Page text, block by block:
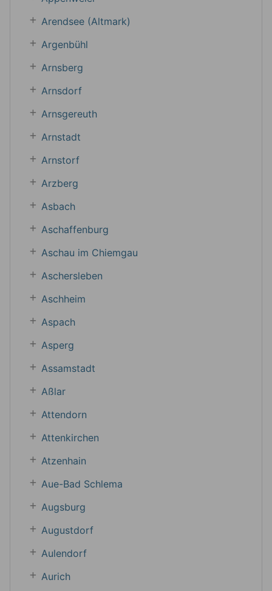
Arendsee (Altmark)
Argenbühl
Arnsberg
Arnsdorf
Arnsgereuth
Arnstadt
Arnstorf
Arzberg
Asbach
Aschaffenburg
Aschau im Chiemgau
Aschersleben
Aschheim
Aspach
Asperg
Assamstadt
Aßlar
Attendorn
Attenkirchen
Atzenhain
Aue-Bad Schlema
Augsburg
Augustdorf
Aulendorf
Aurich